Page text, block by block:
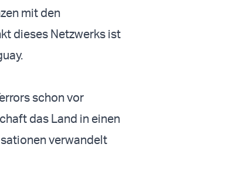
mit den
dieses Netzwerks ist
schon vor
das Land in einen
verwandelt